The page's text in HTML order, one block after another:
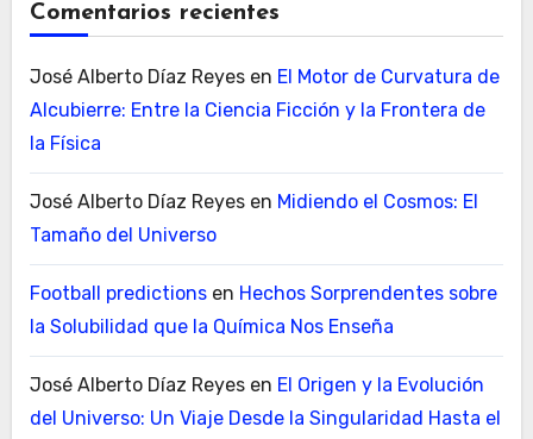
Comentarios recientes
José Alberto Díaz Reyesen El Motor de Curvatura de
Alcubierre: Entre la Ciencia Ficción y la Frontera de
la Física
José Alberto Díaz Reyesen Midiendo el Cosmos: El
Tamaño del Universo
Football predictionsen Hechos Sorprendentes sobre
la Solubilidad que la Química Nos Enseña
José Alberto Díaz Reyesen El Origen y la Evolución
del Universo: Un Viaje Desde la Singularidad Hasta el